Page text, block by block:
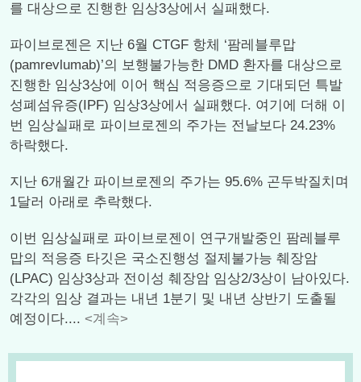
를 대상으로 진행한 임상3상에서 실패했다.
파이브로젠은 지난 6월 CTGF 항체 ‘팜레블루맙
(pamrevlumab)’의 보행불가능한 DMD 환자를 대상으로
진행한 임상3상에 이어 핵심 적응증으로 기대되던 특발
성폐섬유증(IPF) 임상3상에서 실패했다. 여기에 더해 이
번 임상실패로 파이브로젠의 주가는 전날보다 24.23%
하락했다.
지난 6개월간 파이브로젠의 주가는 95.6% 곤두박질치며
1달러 아래로 추락했다.
이번 임상실패로 파이브로젠이 연구개발중인 팜레블루
맙의 적응증 타깃은 국소진행성 절제불가능 췌장암
(LPAC) 임상3상과 전이성 췌장암 임상2/3상이 남아있다.
각각의 임상 결과는 내년 1분기 및 내년 상반기 도출될
예정이다.... <계속>